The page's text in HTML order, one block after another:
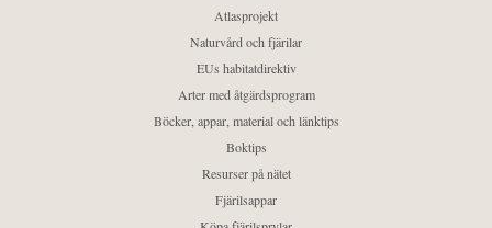
Atlasprojekt
Naturvård och fjärilar
EUs habitatdirektiv
Arter med åtgärdsprogram
Böcker, appar, material och länktips
Boktips
Resurser på nätet
Fjärilsappar